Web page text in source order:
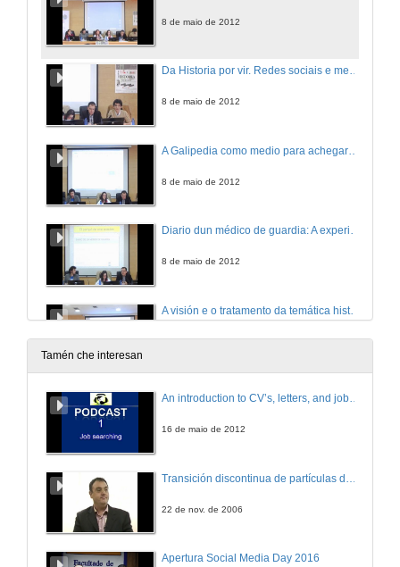
8 de maio de 2012
Da Historia por vir. Redes sociais e meta-relatos polifónicos, retos histórico-bio-gráficos
8 de maio de 2012
8 de maio de 2012
Diario dun médico de guardia: A experiencia dun blog
8 de maio de 2012
8 de maio de 2012
Tamén che interesan
An introduction to CV’s, letters, and job searching
16 de maio de 2012
22 de nov. de 2006
Apertura Social Media Day 2016